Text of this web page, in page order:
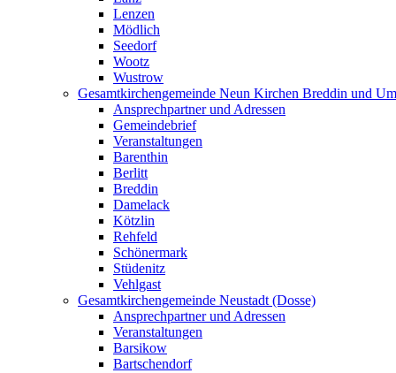
Lenzen
Mödlich
Seedorf
Wootz
Wustrow
Gesamtkirchengemeinde Neun Kirchen Breddin und
Ansprechpartner und Adressen
Gemeindebrief
Veranstaltungen
Barenthin
Berlitt
Breddin
Damelack
Kötzlin
Rehfeld
Schönermark
Stüdenitz
Vehlgast
Gesamtkirchengemeinde Neustadt (Dosse)
Ansprechpartner und Adressen
Veranstaltungen
Barsikow
Bartschendorf